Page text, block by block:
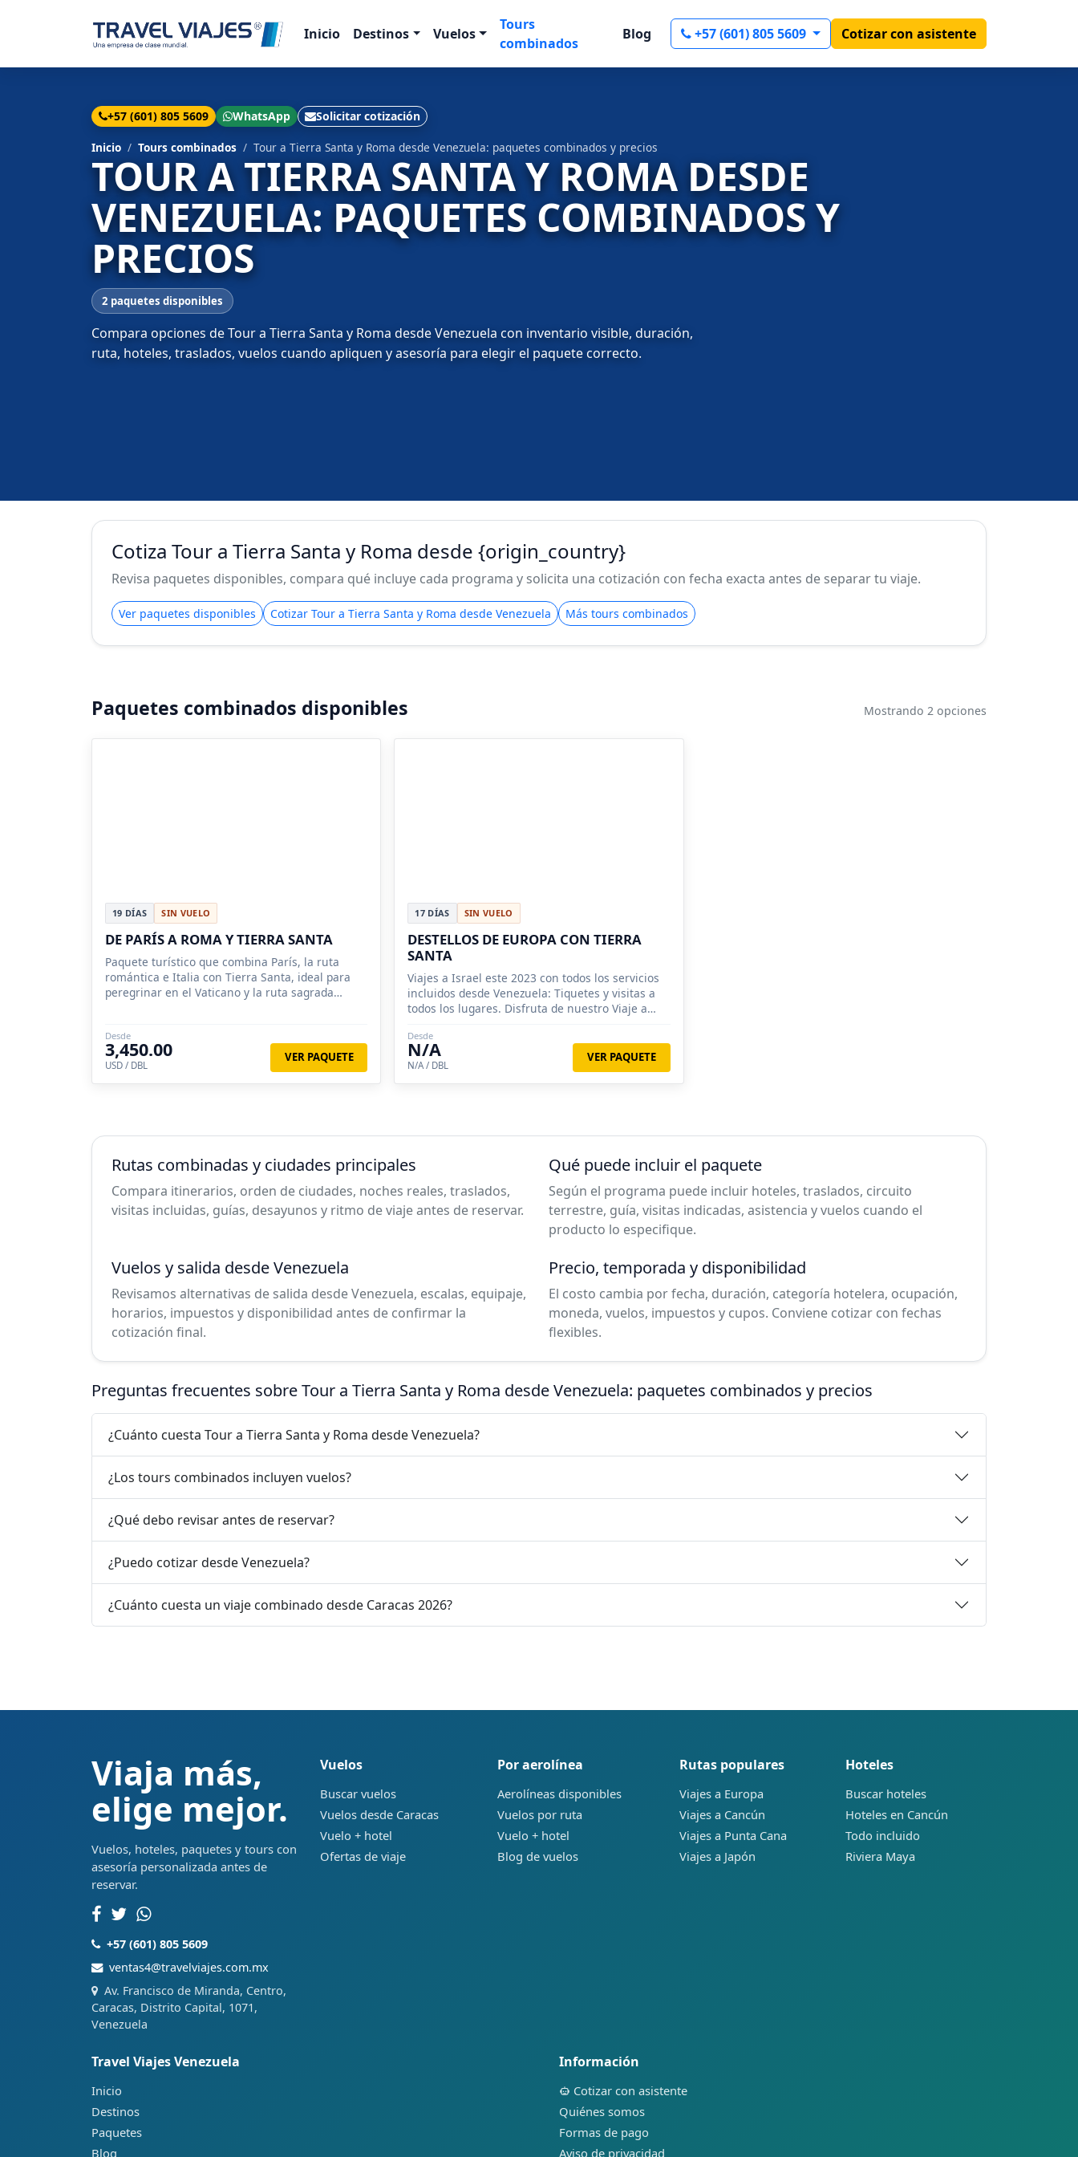
Inicio Destinos Vuelos
Tours
combinados
Blog +57 (601) 805 5609 Cotizar con asistente
+57 (601) 805 5609 WhatsApp Solicitar cotización
Inicio Tours combinados Tour a Tierra Santa y Roma desde Venezuela: paquetes combinados y precios
TOUR A TIERRA SANTA Y ROMA DESDE
VENEZUELA: PAQUETES COMBINADOS Y
PRECIOS
2 paquetes disponibles
Compara opciones de Tour a Tierra Santa y Roma desde Venezuela con inventario visible, duración,
ruta, hoteles, traslados, vuelos cuando apliquen y asesoría para elegir el paquete correcto.
Cotiza Tour a Tierra Santa y Roma desde {origin_country}
Revisa paquetes disponibles, compara qué incluye cada programa y solicita una cotización con fecha exacta antes de separar tu viaje.
Ver paquetes disponibles Cotizar Tour a Tierra Santa y Roma desde Venezuela Más tours combinados
Paquetes combinados disponibles Mostrando 2 opciones
19 DÍAS SIN VUELO
DE PARÍS A ROMA Y TIERRA SANTA
Paquete turístico que combina París, la ruta
romántica e Italia con Tierra Santa, ideal para
peregrinar en el Vaticano y la ruta sagrada
Desde
3,450.00
USD / DBL
VER PAQUETE
17 DÍAS SIN VUELO
DESTELLOS DE EUROPA CON TIERRA
SANTA
Viajes a Israel este 2023 con todos los servicios
incluidos desde Venezuela: Tiquetes y visitas a
todos los lugares. Disfruta de nuestro Viaje a
Desde
N/A
N/A / DBL
VER PAQUETE
Rutas combinadas y ciudades principales
Compara itinerarios, orden de ciudades, noches reales, traslados,
visitas incluidas, guías, desayunos y ritmo de viaje antes de reservar.
Qué puede incluir el paquete
Según el programa puede incluir hoteles, traslados, circuito
terrestre, guía, visitas indicadas, asistencia y vuelos cuando el
producto lo especifique.
Vuelos y salida desde Venezuela
Revisamos alternativas de salida desde Venezuela, escalas, equipaje,
horarios, impuestos y disponibilidad antes de confirmar la
cotización final.
Precio, temporada y disponibilidad
El costo cambia por fecha, duración, categoría hotelera, ocupación,
moneda, vuelos, impuestos y cupos. Conviene cotizar con fechas
flexibles.
Preguntas frecuentes sobre Tour a Tierra Santa y Roma desde Venezuela: paquetes combinados y precios
¿Cuánto cuesta Tour a Tierra Santa y Roma desde Venezuela?
¿Los tours combinados incluyen vuelos?
¿Qué debo revisar antes de reservar?
¿Puedo cotizar desde Venezuela?
¿Cuánto cuesta un viaje combinado desde Caracas 2026?
Viaja más,
elige mejor.
Vuelos, hoteles, paquetes y tours con
asesoría personalizada antes de
reservar.
+57 (601) 805 5609
ventas4@travelviajes.com.mx
Av. Francisco de Miranda, Centro,
Caracas, Distrito Capital, 1071,
Venezuela
Vuelos
Buscar vuelos
Vuelos desde Caracas
Vuelo + hotel
Ofertas de viaje
Por aerolínea
Aerolíneas disponibles
Vuelos por ruta
Vuelo + hotel
Blog de vuelos
Rutas populares
Viajes a Europa
Viajes a Cancún
Viajes a Punta Cana
Viajes a Japón
Hoteles
Buscar hoteles
Hoteles en Cancún
Todo incluido
Riviera Maya
Travel Viajes Venezuela
Inicio
Destinos
Paquetes
Blog
Información
Cotizar con asistente
Quiénes somos
Formas de pago
Aviso de privacidad